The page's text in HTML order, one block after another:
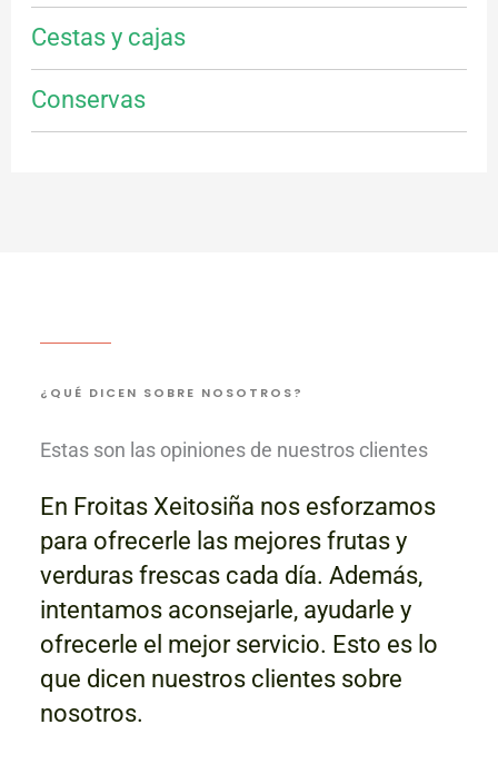
Cestas y cajas
Conservas
¿QUÉ DICEN SOBRE NOSOTROS?
Estas son las opiniones de nuestros clientes
En Froitas Xeitosiña nos esforzamos
para ofrecerle las mejores frutas y
verduras frescas cada día. Además,
intentamos aconsejarle, ayudarle y
ofrecerle el mejor servicio. Esto es lo
que dicen nuestros clientes sobre
nosotros.